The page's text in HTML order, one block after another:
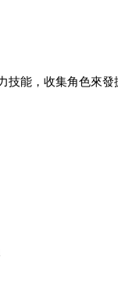
能，收集角色來發